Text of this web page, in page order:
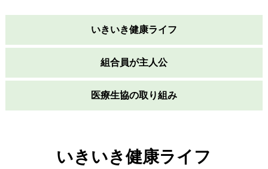
いきいき健康ライフ
組合員が主人公
医療生協の取り組み
いきいき健康ライフ